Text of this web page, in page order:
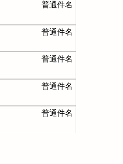
普通件名
普通件名
普通件名
普通件名
普通件名